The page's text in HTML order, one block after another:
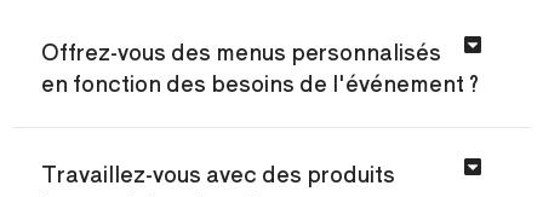
Offrez-vous des menus personnalisés
en fonction des besoins de l'événement ?
Travaillez-vous avec des produits